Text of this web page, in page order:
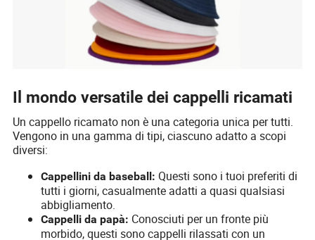
Il mondo versatile dei cappelli ricamati
Un cappello ricamato non è una categoria unica per tutti.
Vengono in una gamma di tipi, ciascuno adatto a scopi
diversi:
Cappellini da baseball: Questi sono i tuoi preferiti di
tutti i giorni, casualmente adatti a quasi qualsiasi
abbigliamento.
Cappelli da papà: Conosciuti per un fronte più
morbido, questi sono cappelli rilassati con un